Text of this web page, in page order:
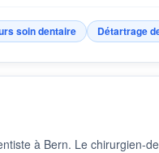
soin dentaire Détartrage
à Bern. Le chirurgien-